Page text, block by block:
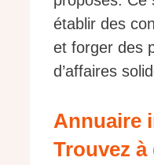
établir des
et forger des
d’affaires
Annuaire
Trouvez